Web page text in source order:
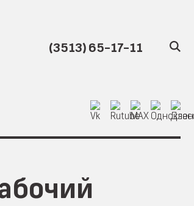
(3513) 65-17-11